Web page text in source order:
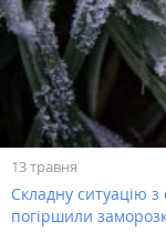
13 травня
Складну ситуацію
погіршили